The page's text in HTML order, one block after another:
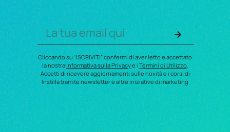
Cliccando su “ISCRIVITI” confermi di aver letto e accettato
la nostra Informativa sulla Privacye iTermini di Utilizzo.
Accetti di ricevere aggiornamenti sulle novità e i corsi di
Instilla tramite newsletter e altre iniziative di marketing